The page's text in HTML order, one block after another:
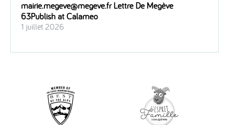
mairie.megeve@megeve.fr Lettre De Megève
63Publish at Calameo
1 juillet 2026